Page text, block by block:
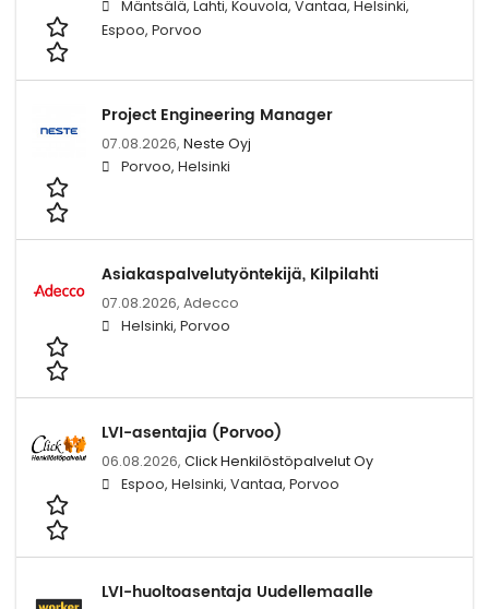
Mäntsälä, Lahti, Kouvola, Vantaa, Helsinki,
Espoo, Porvoo
Project Engineering Manager
07.08.2026, Neste Oyj
Porvoo, Helsinki
Asiakaspalvelutyöntekijä, Kilpilahti
07.08.2026, Adecco
Helsinki, Porvoo
LVI-asentajia (Porvoo)
06.08.2026, Click Henkilöstöpalvelut Oy
Espoo, Helsinki, Vantaa, Porvoo
LVI-huoltoasentaja Uudellemaalle